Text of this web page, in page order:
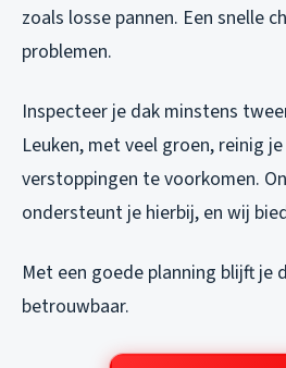
zoals losse pannen. Een snelle
problemen.
Inspecteer je dak minstens
Leuken, met veel groen, reinig
verstoppingen te voorkomen.
ondersteunt je hierbij, en wij
Met een goede planning blijft je
betrouwbaar.